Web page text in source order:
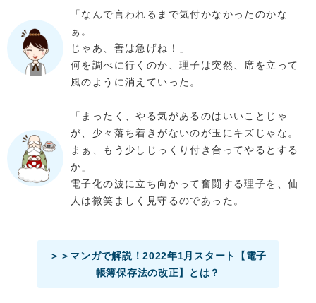
「なんで言われるまで気付かなかったのかな
ぁ。
じゃあ、善は急げね！」
何を調べに行くのか、理子は突然、席を立って
風のように消えていった。
「まったく、やる気があるのはいいことじゃ
が、少々落ち着きがないのが玉にキズじゃな。
まぁ、もう少しじっくり付き合ってやるとする
か」
電子化の波に立ち向かって奮闘する理子を、仙
人は微笑ましく見守るのであった。
＞＞マンガで解説！2022年1月スタート【電子
帳簿保存法の改正】とは？